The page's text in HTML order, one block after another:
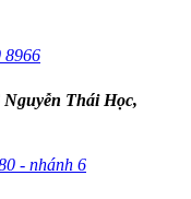
8966
Nguyễn Thái Học,
- nhánh 6